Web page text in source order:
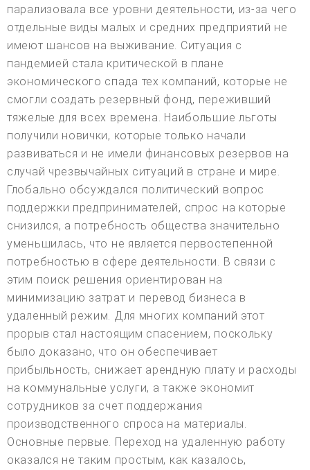
парализовала все уровни деятельности, из-за чего
отдельные виды малых и средних предприятий не
имеют шансов на выживание. Ситуация с
пандемией стала критической в плане
экономического спада тех компаний, которые не
смогли создать резервный фонд, переживший
тяжелые для всех времена. Наибольшие льготы
получили новички, которые только начали
развиваться и не имели финансовых резервов на
случай чрезвычайных ситуаций в стране и мире.
Глобально обсуждался политический вопрос
поддержки предпринимателей, спрос на которые
снизился, а потребность общества значительно
уменьшилась, что не является первостепенной
потребностью в сфере деятельности. В связи с
этим поиск решения ориентирован на
минимизацию затрат и перевод бизнеса в
удаленный режим. Для многих компаний этот
прорыв стал настоящим спасением, поскольку
было доказано, что он обеспечивает
прибыльность, снижает арендную плату и расходы
на коммунальные услуги, а также экономит
сотрудников за счет поддержания
производственного спроса на материалы.
Основные первые. Переход на удаленную работу
оказался не таким простым, как казалось,